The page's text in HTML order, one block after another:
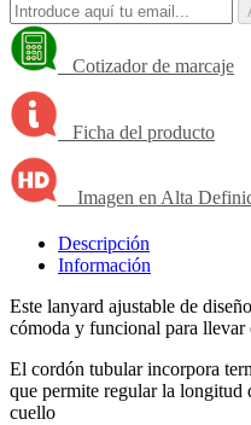
Cotizador de marcaje
Ficha del producto
Imagen en Alta
Descripción
Información
Este lanyard ajustable de
cómoda y funcional para llevar
El cordón tubular incorpora
que permite regular la longitud
cuello